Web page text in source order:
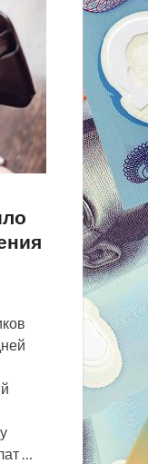
…